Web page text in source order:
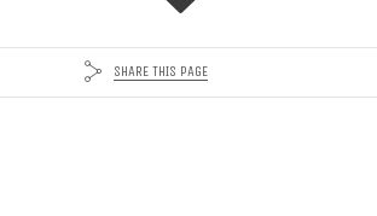
SHARE THIS PAGE